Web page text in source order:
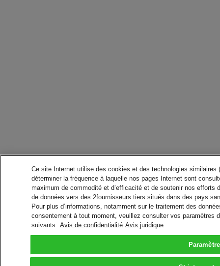
Ce site Internet utilise des cookies et des technologies
déterminer la fréquence à laquelle nos pages Internet sont
maximum de commodité et d’efficacité et de soutenir nos
de données vers des 2fournisseurs tiers situés dans des pays
Pour plus d’informations, notamment sur le traitement des
consentement à tout moment, veuillez consulter vos paramètres
suivants
Avis de confidentialité Avis juridique